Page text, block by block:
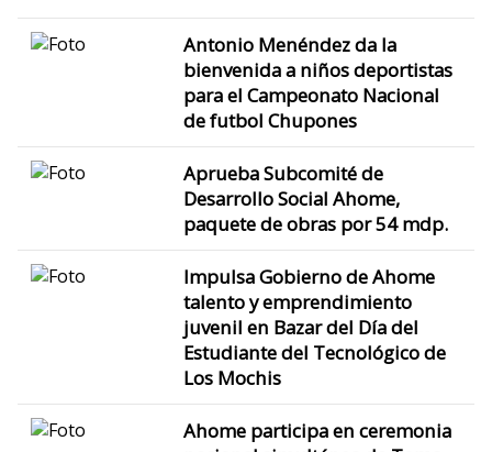
Antonio Menéndez da la
bienvenida a niños deportistas
para el Campeonato Nacional
de futbol Chupones
Aprueba Subcomité de
Desarrollo Social Ahome,
paquete de obras por 54 mdp.
Impulsa Gobierno de Ahome
talento y emprendimiento
juvenil en Bazar del Día del
Estudiante del Tecnológico de
Los Mochis
Ahome participa en ceremonia